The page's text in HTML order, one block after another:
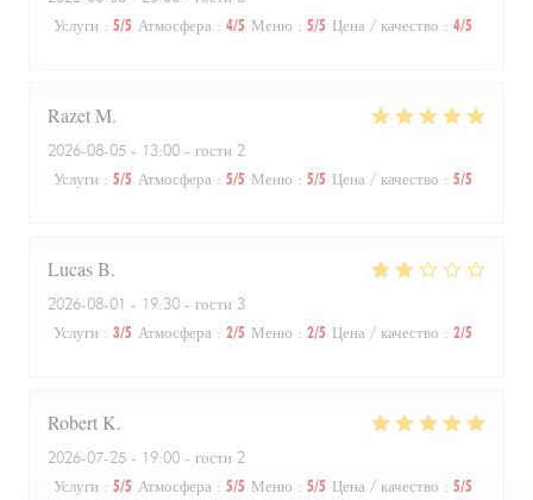
Услуги : 5/5 Атмосфера : 4/5 Меню : 5/5 Цена / качество : 4/5
RazetM
2026-08-05 - 13:00 - гости 2
Услуги : 5/5 Атмосфера : 5/5 Меню : 5/5 Цена / качество : 5/5
LucasB
2026-08-01 - 19:30 - гости 3
Услуги : 3/5 Атмосфера : 2/5 Меню : 2/5 Цена / качество : 2/5
Robert K
2026-07-25 - 19:00 - гости 2
Услуги : 5/5 Атмосфера : 5/5 Меню : 5/5 Цена / качество : 5/5